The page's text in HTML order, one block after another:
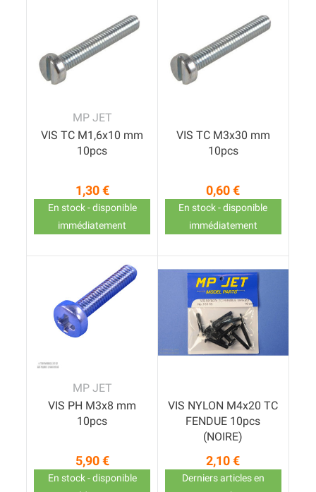
MP JET
VIS TC M1,6x10 mm
10pcs
Prix
1,30 €
En stock - disponible
immédiatement
VIS TC M3x30 mm
10pcs
Prix
0,60 €
En stock - disponible
immédiatement
MP JET
VIS PH M3x8 mm
10pcs
Prix
5,90 €
En stock - disponible
VIS NYLON M4x20 TC
FENDUE 10pcs
(NOIRE)
Prix
2,10 €
Derniers articles en